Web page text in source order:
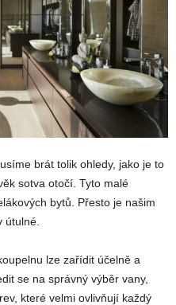
brát tolik ohledy, jako je to
sotva otočí. Tyto malé
bytů. Přesto je našim
útulné.
lze zařídit účelně a
se na správný výběr vany,
které velmi ovlivňují každý